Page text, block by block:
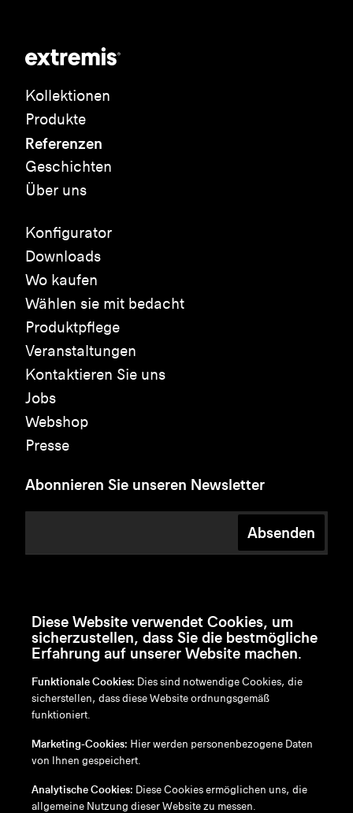
Kollektionen
Produkte
Referenzen
Geschichten
Über uns
Konfigurator
Downloads
Wo kaufen
Wählen sie mit bedacht
Produktpflege
Veranstaltungen
Kontaktieren Sie uns
Jobs
Webshop
Presse
Abonnieren Sie unseren Newsletter
Absenden
en/nl/fr/de
Disclaimer
Cookie-Richtlinie
Diese Website verwendet Cookies, um
sicherzustellen, dass Sie die bestmögliche
Erfahrung auf unserer Website machen.
Funktionale Cookies: Dies sind notwendige Cookies, die
sicherstellen, dass diese Website ordnungsgemäß
funktioniert.
Marketing-Cookies: Hier werden personenbezogene Daten
von Ihnen gespeichert.
Analytische Cookies: Diese Cookies ermöglichen uns, die
allgemeine Nutzung dieser Website zu messen.